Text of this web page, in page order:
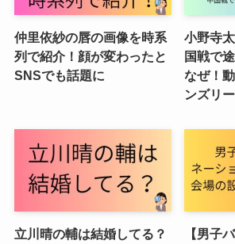
仲里依紗の唇の画像を時系
列で紹介！顔が変わったと
SNSでも話題に
小野寺
国戦で
なぜ！
ンズリー
立川晴の輔は結婚してる？
【男子